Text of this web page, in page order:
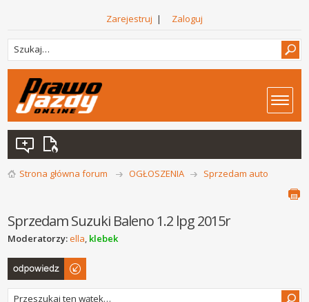
Zarejestruj | Zaloguj
Strona główna forum OGŁOSZENIA Sprzedam auto
Sprzedam Suzuki Baleno 1.2 lpg 2015r
Moderatorzy:ella, klebek
Odpowiedz